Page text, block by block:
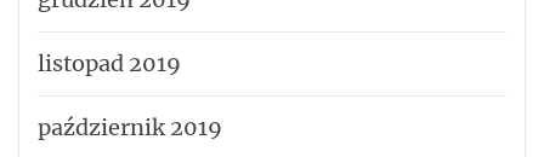
listopad 2019
październik 2019